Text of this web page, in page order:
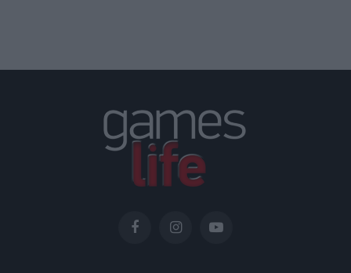
FacebookInstagramYouTube